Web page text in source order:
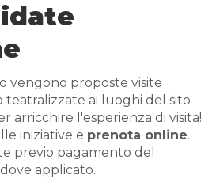
vengono proposte visite
ai luoghi del sito
arricchire l'esperienza di visita!
iniziative e prenota online.
previo pagamento del
applicato.